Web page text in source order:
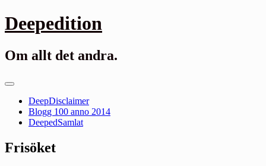
Gå
till
Deepedition
Om allt det andra.
Primär
DeepDisclaimer
Blogg 100 anno 2014
DeepedSamlat
Frisöket